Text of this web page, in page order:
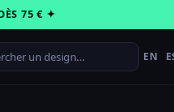
75 € ✦
EN